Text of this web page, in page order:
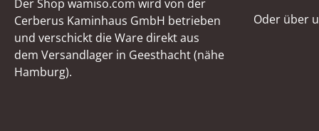
Der Shop wamiso.com wird von der
Cerberus Kaminhaus GmbH betrieben
und verschickt die Ware direkt aus
dem Versandlager in Geesthacht (nähe
Hamburg).
Oder über